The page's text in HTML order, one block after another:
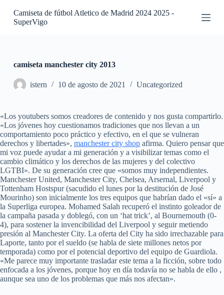
S
e
n
i
d
o
Camiseta de fútbol Atletico de Madrid 2024 2025 -
SuperVigo
camiseta manchester city 2013
istern 10 de agosto de 2021 Uncategorized
«Los youtubers somos creadores de contenido y nos gusta compartirlo.
«Los jóvenes hoy cuestionamos tradiciones que nos llevan a un
comportamiento poco práctico y efectivo, en el que se vulneran
derechos y libertades», manchester city shop afirma. Quiero pensar que
mi voz puede ayudar a mi generación y a visibilizar temas como el
cambio climático y los derechos de las mujeres y del colectivo
LGTBI». De su generación cree que «somos muy independientes.
Manchester United, Manchester City, Chelsea, Arsernal, Liverpool y
Tottenham Hostspur (sacudido el lunes por la destitución de José
Mourinho) son inicialmente los tres equipos que habrían dado el «sí» a
la Superliga europea. Mohamed Salah recuperó el instinto goleador de
la campaña pasada y doblegó, con un ‘hat trick’, al Bournemouth (0-
4), para sostener la invencibilidad del Liverpool y seguir metiendo
presión al Manchester City. La oferta del City ha sido irrechazable para
Laporte, tanto por el sueldo (se habla de siete millones netos por
temporada) como por el potencial deportivo del equipo de Guardiola.
«Me parece muy importante trasladar este tema a la ficción, sobre todo
enfocada a los jóvenes, porque hoy en día todavía no se habla de ello ,
aunque sea uno de los problemas que más nos afectan».